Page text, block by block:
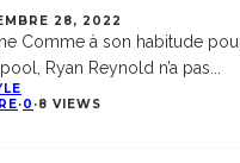
28, 2022
Comme à son habitude
Ryan Reynold n’a pas
·0 ·8 VIEWS